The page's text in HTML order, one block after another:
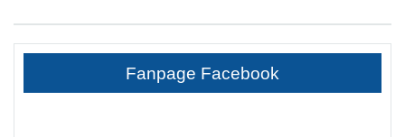
Fanpage Facebook